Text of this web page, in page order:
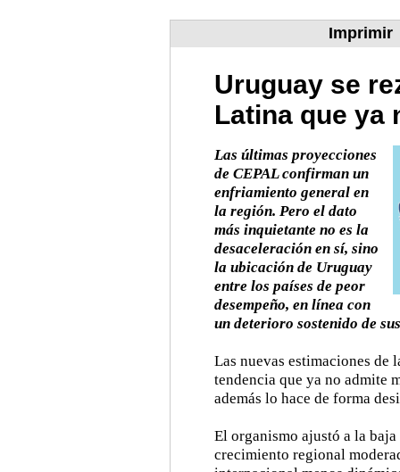
Imprimir
Uruguay se
Latina que ya
Las últimas proyecciones
de CEPAL confirman un
enfriamiento general en
la región. Pero el dato
más inquietante no es la
desaceleración en sí, sino
la ubicación de Uruguay
entre los países de peor
desempeño, en línea con
un deterioro sostenido de
Las nuevas estimaciones de
tendencia que ya no admite
además lo hace de forma
El organismo ajustó a la
crecimiento regional